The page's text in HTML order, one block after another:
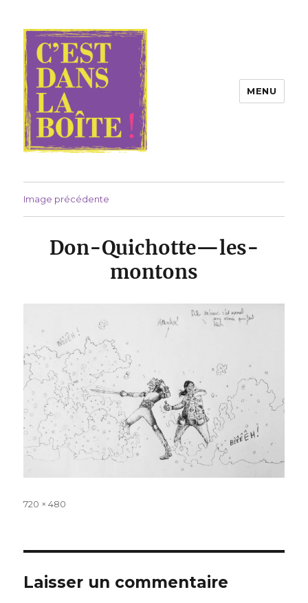
MENU
Image précédente
Don-Quichotte—les-
montons
Taille
720 × 480
Laisser un commentaire